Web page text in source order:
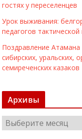
гостях у переселенцев
Урок выживания:
педагогов
Поздравление
сибирских, уральских,
семиреченских казаков
Архивы
р